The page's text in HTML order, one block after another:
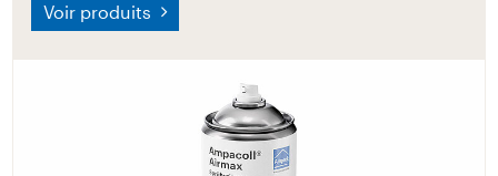
Voir produits